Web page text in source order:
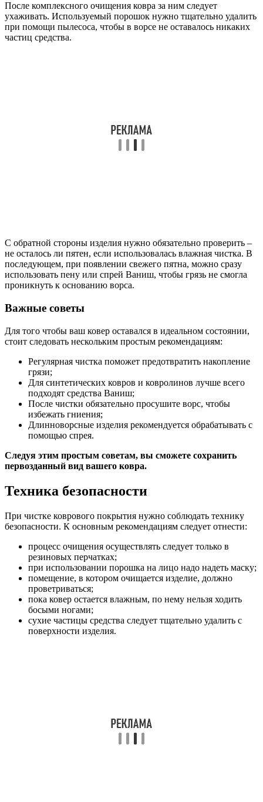
После комплексного очищения ковра за ним следует
ухаживать. Используемый порошок нужно тщательно удалить
при помощи пылесоса, чтобы в ворсе не оставалось никаких
частиц средства.
С обратной стороны изделия нужно обязательно проверить –
не осталось ли пятен, если использовалась влажная чистка. В
последующем, при появлении свежего пятна, можно сразу
использовать пену или спрей Ваниш, чтобы грязь не смогла
проникнуть к основанию ворса.
Важные советы
Для того чтобы ваш ковер оставался в идеальном состоянии,
стоит следовать нескольким простым рекомендациям:
Регулярная чистка поможет предотвратить накопление
грязи;
Для синтетических ковров и ковролинов лучше всего
подходят средства Ваниш;
После чистки обязательно просушите ворс, чтобы
избежать гниения;
Длинноворсные изделия рекомендуется обрабатывать с
помощью спрея.
Следуя этим простым советам, вы сможете сохранить
первозданный вид вашего ковра.
Техника безопасности
При чистке коврового покрытия нужно соблюдать технику
безопасности. К основным рекомендациям следует отнести:
процесс очищения осуществлять следует только в
резиновых перчатках;
при использовании порошка на лицо надо надеть маску;
помещение, в котором очищается изделие, должно
проветриваться;
пока ковер остается влажным, по нему нельзя ходить
босыми ногами;
сухие частицы средства следует тщательно удалить с
поверхности изделия.